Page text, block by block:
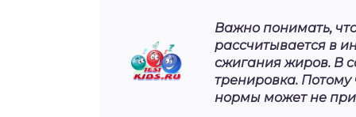
Важно понимать,
рассчитывается в
сжигания жиров. В
тренировка.
нормы может не